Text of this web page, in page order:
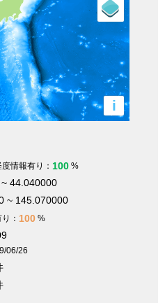
i
情報有り： 100 %
44.040000
~ 145.070000
： 100 %
06/26